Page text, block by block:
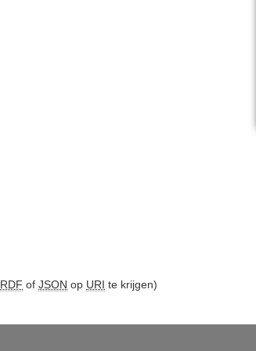
RDF of JSON op URI te krijgen)